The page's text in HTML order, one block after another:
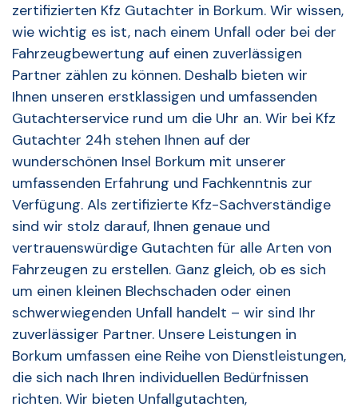
zertifizierten Kfz Gutachter in Borkum. Wir wissen,
wie wichtig es ist, nach einem Unfall oder bei der
Fahrzeugbewertung auf einen zuverlässigen
Partner zählen zu können. Deshalb bieten wir
Ihnen unseren erstklassigen und umfassenden
Gutachterservice rund um die Uhr an. Wir bei Kfz
Gutachter 24h stehen Ihnen auf der
wunderschönen Insel Borkum mit unserer
umfassenden Erfahrung und Fachkenntnis zur
Verfügung. Als zertifizierte Kfz-Sachverständige
sind wir stolz darauf, Ihnen genaue und
vertrauenswürdige Gutachten für alle Arten von
Fahrzeugen zu erstellen. Ganz gleich, ob es sich
um einen kleinen Blechschaden oder einen
schwerwiegenden Unfall handelt – wir sind Ihr
zuverlässiger Partner. Unsere Leistungen in
Borkum umfassen eine Reihe von Dienstleistungen,
die sich nach Ihren individuellen Bedürfnissen
richten. Wir bieten Unfallgutachten,